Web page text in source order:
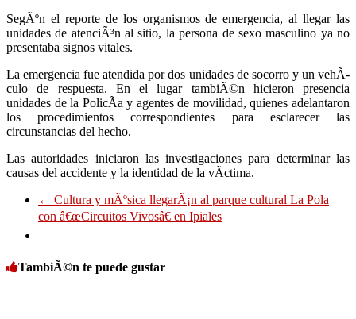
SegÃºn el reporte de los organismos de emergencia, al llegar las
unidades de atenciÃ³n al sitio, la persona de sexo masculino ya no
presentaba signos vitales.
La emergencia fue atendida por dos unidades de socorro y un vehÃ­
culo de respuesta. En el lugar tambiÃ©n hicieron presencia
unidades de la PolicÃ­a y agentes de movilidad, quienes adelantaron
los procedimientos correspondientes para esclarecer las
circunstancias del hecho.
Las autoridades iniciaron las investigaciones para determinar las
causas del accidente y la identidad de la vÃ­ctima.
← Cultura y mÃºsica llegarÃ¡n al parque cultural La Pola
con â€œCircuitos Vivosâ€ en Ipiales
TambiÃ©n te puede gustar